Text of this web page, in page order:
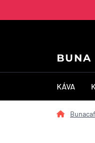
BUNA
KÁVA